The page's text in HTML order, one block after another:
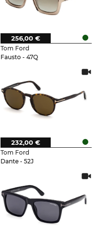
Tom Ford
Fausto - 47Q
256,00 €
Tom Ford
Dante - 52J
232,00 €